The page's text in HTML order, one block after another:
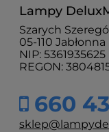
Lampy
Szarych
05-110 Jabłonna
NIP: 5361935625
REGON:
660